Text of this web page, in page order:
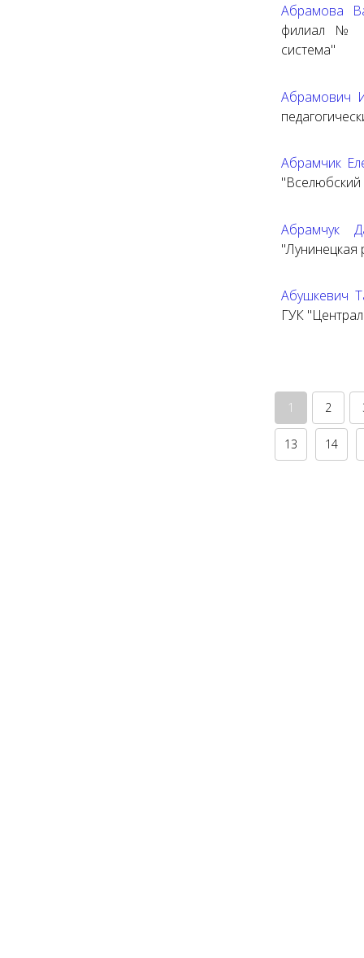
Абрамова
филиал №
система"
Абрамович
Абрамчик
"Вселюбский
Абрамчук
"Лунинецкая
Абушкевич
ГУК
1 2
13 14